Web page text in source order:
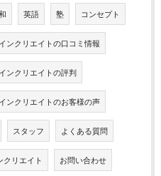
英語 塾 コンセプト
ンクリエイトの口コミ情報
ンクリエイトの評判
ンクリエイトのお客様の声
スタッフ よくある質問
クリエイト お問い合わせ